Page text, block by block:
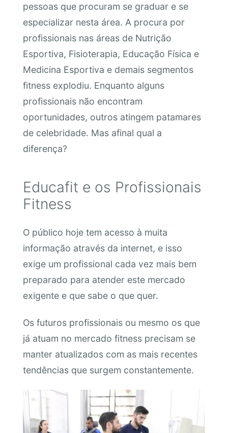
pessoas que procuram se graduar e se
especializar nesta área. A procura por
profissionais nas áreas de Nutrição
Esportiva, Fisioterapia, Educação Física e
Medicina Esportiva e demais segmentos
fitness explodiu. Enquanto alguns
profissionais não encontram
oportunidades, outros atingem patamares
de celebridade. Mas afinal qual a
diferença?
Educafit e os Profissionais
Fitness
O público hoje tem acesso à muita
informação através da internet, e isso
exige um profissional cada vez mais bem
preparado para atender este mercado
exigente e que sabe o que quer.
Os futuros profissionais ou mesmo os que
já atuam no mercado fitness precisam se
manter atualizados com as mais recentes
tendências que surgem constantemente.